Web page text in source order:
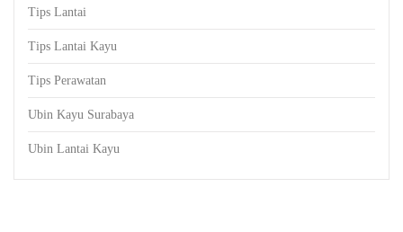
Tips Lantai
Tips Lantai Kayu
Tips Perawatan
Ubin Kayu Surabaya
Ubin Lantai Kayu